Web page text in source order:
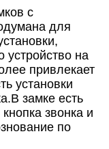
с
для
устройство на
привлекает
установки
замке есть
звонка и
по